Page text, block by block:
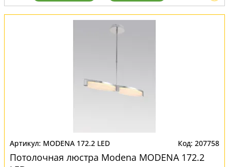
Вид:
Люстры
MODENA 172.2 LED 207758
Потолочная люстра Modena MODENA 172.2